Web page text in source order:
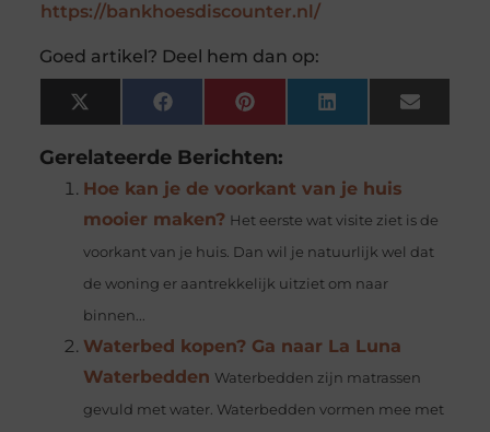
https://bankhoesdiscounter.nl/
Goed artikel? Deel hem dan op:
X
(Twitter)
FacebookPinterest LinkedIn Email
Gerelateerde Berichten:
Hoe kan je de voorkant van je huis
mooier maken? Het eerste wat visite ziet is de
voorkant van je huis. Dan wil je natuurlijk wel dat
de woning er aantrekkelijk uitziet om naar
binnen...
Waterbed kopen? Ga naar La Luna
Waterbedden Waterbedden zijn matrassen
gevuld met water. Waterbedden vormen mee met